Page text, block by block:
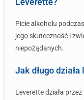
Picie alkoholu
jego skuteczność i
niepożądanych.
Jak długo
Leverette działa